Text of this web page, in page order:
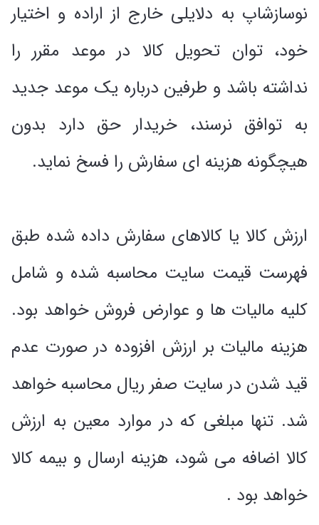
نوسازشاپ به دلایلی خارج از اراده و اختیار
خود، توان تحویل کالا در موعد مقرر را
نداشته باشد و طرفین درباره یک موعد جدید
به توافق نرسند، خریدار حق دارد بدون
هیچگونه هزینه ای سفارش را فسخ نماید.
ارزش کالا یا کالاهای سفارش داده شده طبق
فهرست قیمت سایت محاسبه شده و شامل
کلیه مالیات ها و عوارض فروش خواهد بود.
هزینه مالیات بر ارزش افزوده در صورت عدم
قید شدن در سایت صفر ریال محاسبه خواهد
شد. تنها مبلغی که در موارد معین به ارزش
کالا اضافه می شود، هزینه ارسال و بیمه کالا
خواهد بود .